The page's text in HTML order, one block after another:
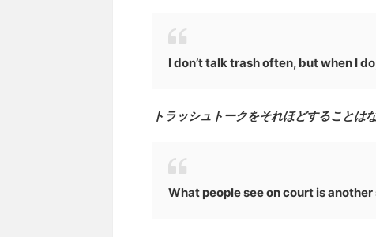
I don’t talk trash often, but when I
トラッシュトークをそれほどすることは
What people see on court is another